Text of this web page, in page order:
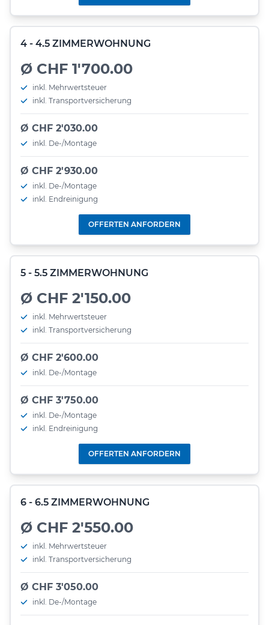
4 - 4.5 ZIMMERWOHNUNG
Ø CHF 1'700.00
inkl. Mehrwertsteuer
inkl. Transportversicherung
Ø CHF 2'030.00
inkl. De-/Montage
Ø CHF 2'930.00
inkl. De-/Montage
inkl. Endreinigung
OFFERTEN ANFORDERN
5 - 5.5 ZIMMERWOHNUNG
Ø CHF 2'150.00
inkl. Mehrwertsteuer
inkl. Transportversicherung
Ø CHF 2'600.00
inkl. De-/Montage
Ø CHF 3'750.00
inkl. De-/Montage
inkl. Endreinigung
OFFERTEN ANFORDERN
6 - 6.5 ZIMMERWOHNUNG
Ø CHF 2'550.00
inkl. Mehrwertsteuer
inkl. Transportversicherung
Ø CHF 3'050.00
inkl. De-/Montage